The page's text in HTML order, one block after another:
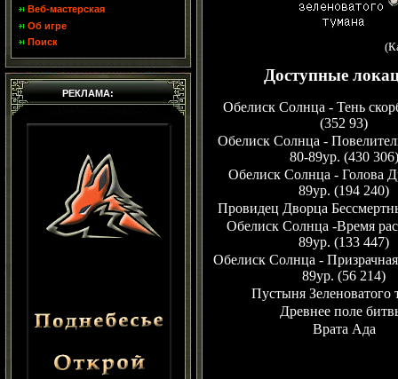
Веб-мастерская
Об игре
Поиск
РЕКЛАМА:
Доступные
Обелиск Солнца - Тень
(352 93)
Обелиск Солнца -
80-89ур. (430 306)
Обелиск Солнца - Голова
89ур. (194 240)
Провидец Дворца
Обелиск Солнца -Время
89ур. (133 447)
Обелиск Солнца -
89ур. (56 214)
Пустыня Зеленоватого
Древнее поле
Врата Ада